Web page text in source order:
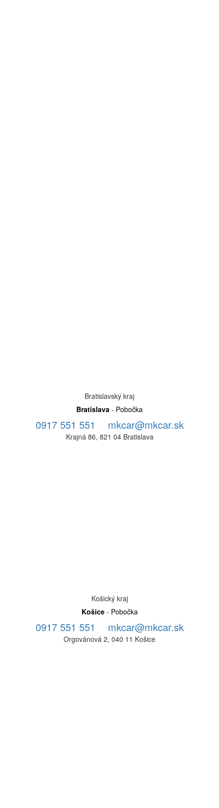
Bratislavský kraj
Bratislava - Pobočka
0917 551 551 mkcar@mkcar.sk
Krajná 86, 821 04 Bratislava
Košický kraj
Košice- Pobočka
0917 551 551 mkcar@mkcar.sk
Orgovánová 2, 040 11 Košice